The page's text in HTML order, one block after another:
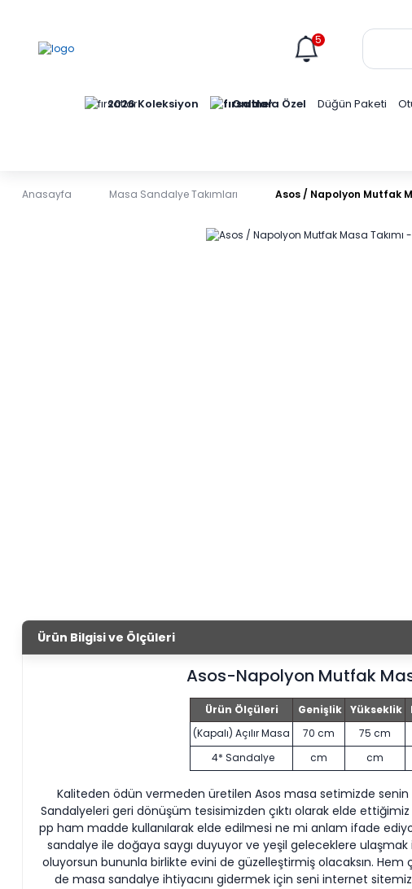
5
2026 Koleksiyon Online'a Özel Düğün Paketi
Anasayfa Masa Sandalye Takımları Asos / Napolyon Mutfak
Ürün Bilgisi ve Ölçüleri
Asos-Napolyon Mutfak
Ürün Ölçüleri Genişlik Yükseklik
(Kapalı) Açılır Masa
70 cm 75 cm
4* Sandalye
cm cm
Kaliteden ödün vermeden üretilen Asos masa setimizde senin
Sandalyeleri geri dönüşüm tesisimizden çıktı olarak elde
pp ham madde kullanılarak elde edilmesi ne mi anlam ifade
sandalye ile doğaya saygı duyuyor ve yeşil geleceklere
oluyorsun bununla birlikte evini de güzelleştirmiş olacaksın.
de masa sandalye ihtiyacını gidermek için seni internet